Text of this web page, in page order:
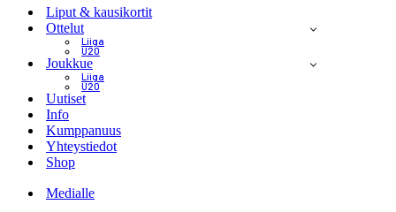
Liput & kausikortit
Ottelut
Liiga
U20
Joukkue
Liiga
U20
Uutiset
Info
Kumppanuus
Yhteystiedot
Shop
Medialle